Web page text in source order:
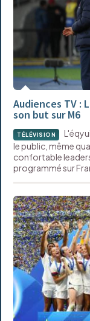
Audiences TV :
son but sur M6
TÉLÉVISION
le public, même
confortable
programmé sur